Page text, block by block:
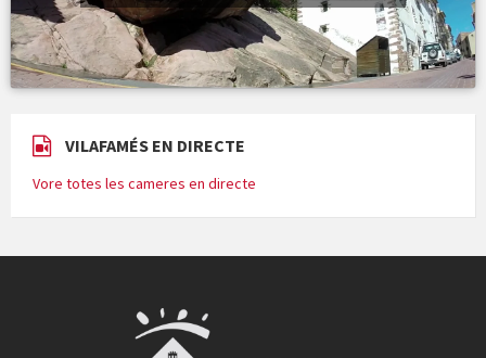
VILAFAMÉS EN DIRECTE
Vore totes les cameres en directe